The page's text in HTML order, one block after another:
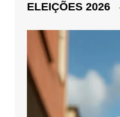
ELEIÇÕES 2026